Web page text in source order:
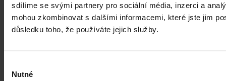
sdílíme se svými partnery pro sociální média, inzerci a
mohou zkombinovat s dalšími informacemi, které jste jim
důsledku toho, že používáte jejich služby.
souhlasu
Nutné
Ochrana osobních údajů a spravedlnost
15. května rozhodoval německý nejvyšší soud spor o přípustnosti